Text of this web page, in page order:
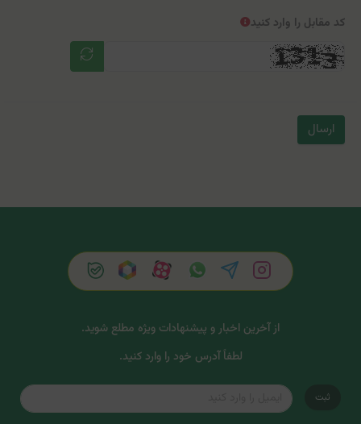
کد مقابل را وارد کنید
ارسال
از آخرین اخبار و پیشنهادات ویژه مطلع شوید.
لطفاً آدرس خود را وارد کنید.
ثبت